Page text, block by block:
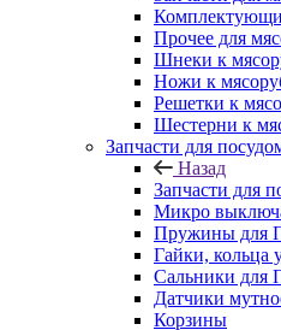
Прочее для
Шнеки к
Ножи к
Решетки к
Шестерни к
Запчасти для
Назад
Запчасти для
Микро
Пружины
Гайки, кольца
Сальники
Датчики
Корзины